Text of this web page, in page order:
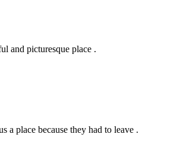
and picturesque place .
a place because they had to leave .